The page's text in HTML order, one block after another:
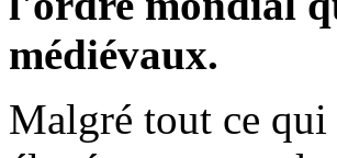
médiévaux.
Malgré tout ce qui